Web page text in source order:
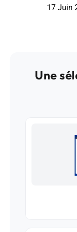
17 Juin
Une